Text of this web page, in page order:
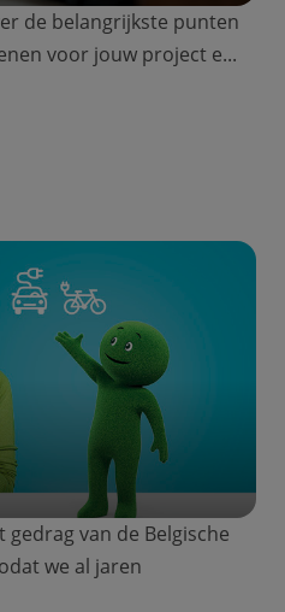
de belangrijkste punten
voor jouw project e...
gedrag van de Belgische
we al jaren